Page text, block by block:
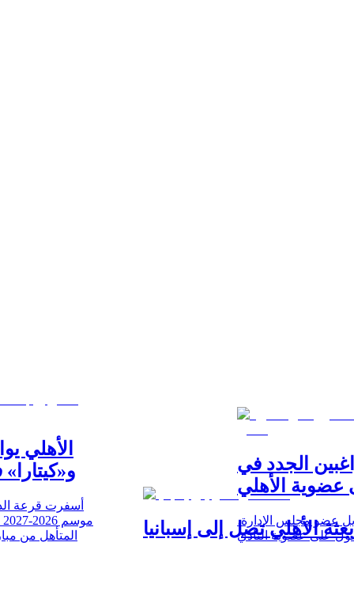
بعثة الأهلي تصل إلى إسبانيا
الأهلي
أسفرت قرعة
المتأهل من
الجدد في
الأهلي
عضو مجلس الإدارة،
على عضوية النادي